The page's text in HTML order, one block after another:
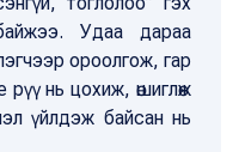
Удаа дараа
ороолгож, гар
рүү нь цохиж, өшиглөж
үйлдэж байсан нь